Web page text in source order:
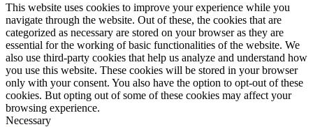
This website uses cookies to improve your experience while you
navigate through the website. Out of these, the cookies that are
categorized as necessary are stored on your browser as they are
essential for the working of basic functionalities of the website. We
also use third-party cookies that help us analyze and understand how
you use this website. These cookies will be stored in your browser
only with your consent. You also have the option to opt-out of these
cookies. But opting out of some of these cookies may affect your
browsing experience.
Necessary